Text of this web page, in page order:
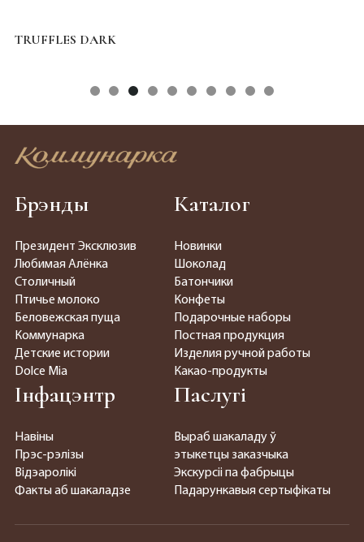
TRUFFLES DARK
Брэнды
Президент Эксклюзив
Любимая Алёнка
Столичный
Птичье молоко
Беловежская пуща
Коммунарка
Детские истории
Dolce Mia
Каталог
Новинки
Шоколад
Батончики
Конфеты
Подарочные наборы
Постная продукция
Изделия ручной работы
Какао-продукты
Інфацэнтр
Навіны
Прэс-рэлізы
Відэаролікі
Факты аб шакаладзе
Паслугі
Выраб шакаладу ў
этыкетцы заказчыка
Экскурсіі па фабрыцы
Падарункавыя сертыфікаты